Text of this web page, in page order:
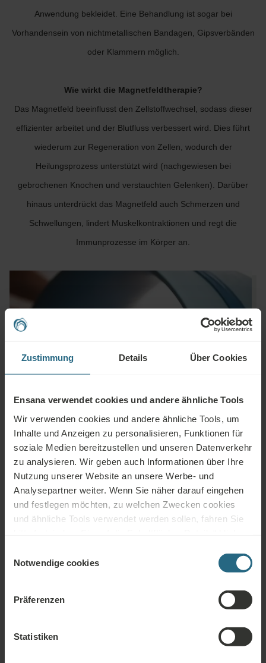
Zustimmung Details Über Cookies
Ensana verwendet cookies und andere ähnliche Tools
Wir verwenden cookies und andere ähnliche Tools, um
Inhalte und Anzeigen zu personalisieren, Funktionen für
soziale Medien bereitzustellen und unseren Datenverkehr
zu analysieren. Wir geben auch Informationen über Ihre
Nutzung unserer Website an unsere Werbe- und
Analysepartner weiter. Wenn Sie näher darauf eingehen
und festlegen möchten, zu welchen Zwecken cookies
und ähnliche Tools verwendet werden sollen, fahren Sie
Schaltfläche „Alle aktivieren“ fort.
Notwendige cookies
Präferenzen
Statistiken
Anwendung bekleidet. Eine Behandlung ist sogar bei
Vorhandensein von nichtmetallischen Bandagen, Gipsverbänden
oder Klammern möglich.
Wie wirkt die Magnetfeldtherapie?
Das Magnetfeld beeinflusst den Zellstoffwechsel, sodass dieser
effizienter arbeitet und der Blutfluss verbessert wird. Dies führt
wiederum zur Regeneration von Zellen, wodurch der
Heilungsprozess unterstützt wird (nachgewiesen bei
gebrochenen Knochen und verstauchten Gelenken). Darüber
hinaus unterdrückt das Magnetfeld auch Schmerzen und
Schwellungen, lindert Muskelkontraktionen und regt die
Immunprozesse im Körper an.
Fragen
Dienstleistungen haben. Für Fragen und Antworten im Zusammenhang mit
unserem Treueprogramm klicken Sie bitte hier.